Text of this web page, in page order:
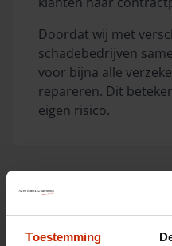
Toestemming
Doordat wij met
schadebedrijven
voor bijna alle
repareren. Dit
eigen risico.